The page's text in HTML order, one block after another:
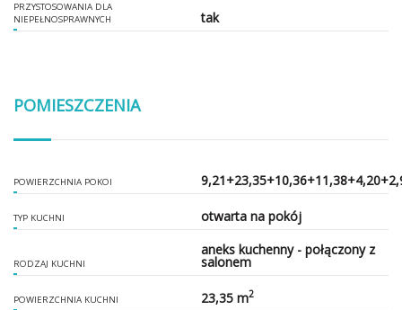
PRZYSTOSOWANIA DLA
NIEPEŁNOSPRAWNYCH
tak
POMIESZCZENIA
POWIERZCHNIA POKOI
TYP KUCHNI otwarta na pokój
RODZAJ KUCHNI
aneks kuchenny - połączony z
salonem
POWIERZCHNIA KUCHNI 23,35 m2